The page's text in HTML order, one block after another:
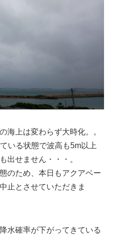
海上は変わらず大時化。。
いる状態で波高も5m以上
出せません・・・。
のため、本日もアクアベー
止とさせていただきま
水確率が下がってきている